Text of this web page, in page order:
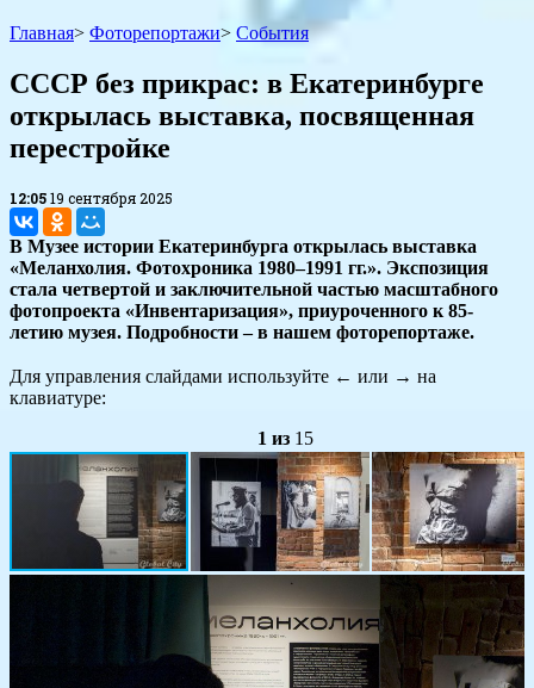
Главная> Фоторепортажи> События
​СССР без прикрас: в Екатеринбурге
открылась выставка, посвященная
перестройке
12:0519 сентября 2025
В Музее истории Екатеринбурга открылась выставка
«Меланхолия. Фотохроника 1980–1991 гг.». Экспозиция
стала четвертой и заключительной частью масштабного
фотопроекта «Инвентаризация», приуроченного к 85-
летию музея. Подробности – в нашем фоторепортаже.
Для управления слайдами используйте ← или → на
клавиатуре:
1 из 15